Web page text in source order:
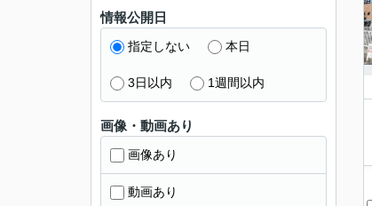
情報公開日
指定しない 本日
3日以内 1週間以内
画像・動画あり
画像あり
動画あり